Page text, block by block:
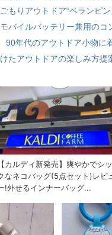
りアウトドア“ベランピン
バイルバッテリー兼用のコ
90年代のアウトドア小物に
たアウトドアの楽しみ方提